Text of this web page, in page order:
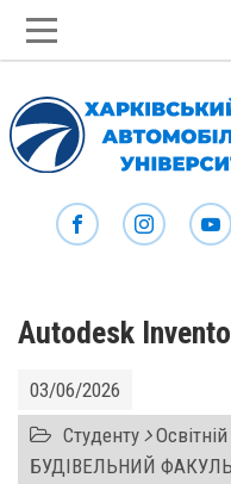
Autodesk
03/06/2026
Студенту
БУДІВЕЛЬНИЙ